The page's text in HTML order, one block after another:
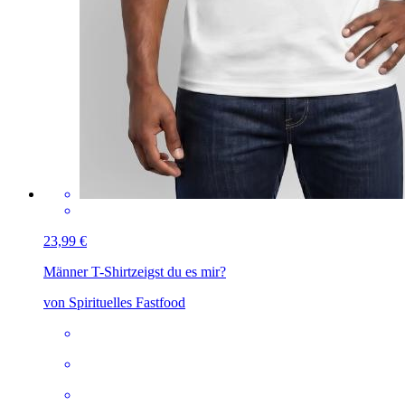
23,99 €
Männer T-Shirtzeigst du es mir?
von Spirituelles Fastfood